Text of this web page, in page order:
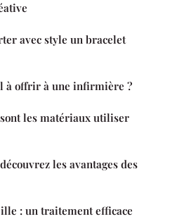
avec style un bracelet
à offrir à une infirmière ?
les matériaux utiliser
les avantages des
: un traitement efficace